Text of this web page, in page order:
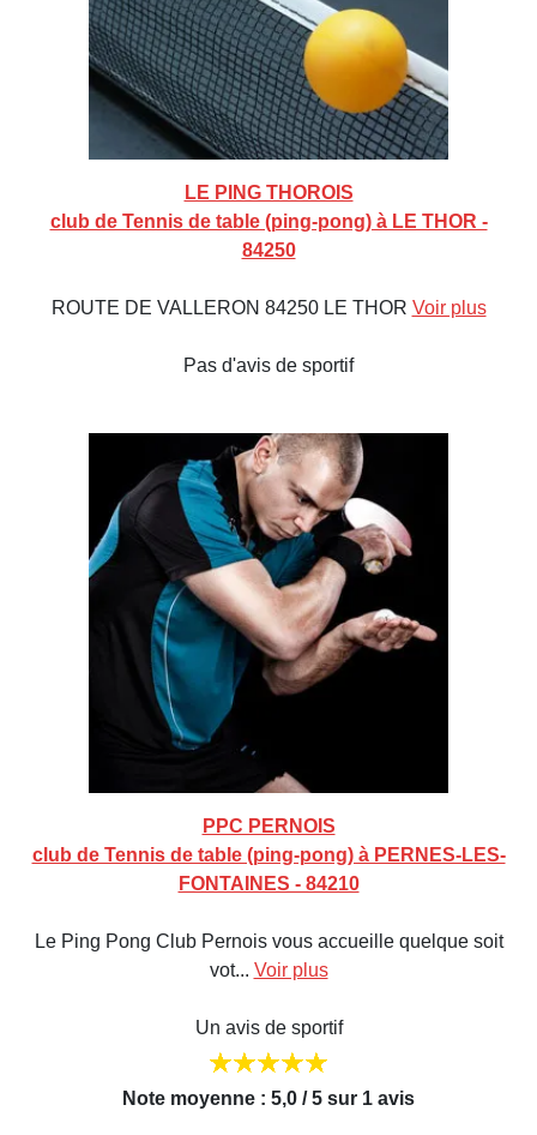
LE PING THOROIS
club de Tennis de table (ping-pong) à LE THOR -
84250
ROUTE DE VALLERON 84250 LE THOR Voir plus
Pas d'avis de sportif
PPC PERNOIS
club de Tennis de table (ping-pong) à PERNES-LES-
FONTAINES - 84210
Le Ping Pong Club Pernois vous accueille quelque soit
vot... Voir plus
Un avis de sportif
Note moyenne : 5,0 / 5 sur 1 avis